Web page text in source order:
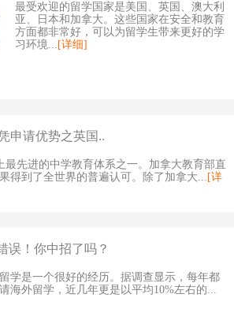
最受欢迎的留学国家是美国、英国、澳大利
亚、日本和加拿大。这些国家在安全和教育
方面都非常好，可以为留学生带来更好的学
习环境... [详细]
申请优势之英国..
最先进的中学教育体系之一。加拿大教育部直
得到了全世界的普遍认可。除了加拿大... [详
误！你中招了吗？
学是一个很好的经历。据调查显示，每年都
海外留学，近几年更是以平均10%左右的...